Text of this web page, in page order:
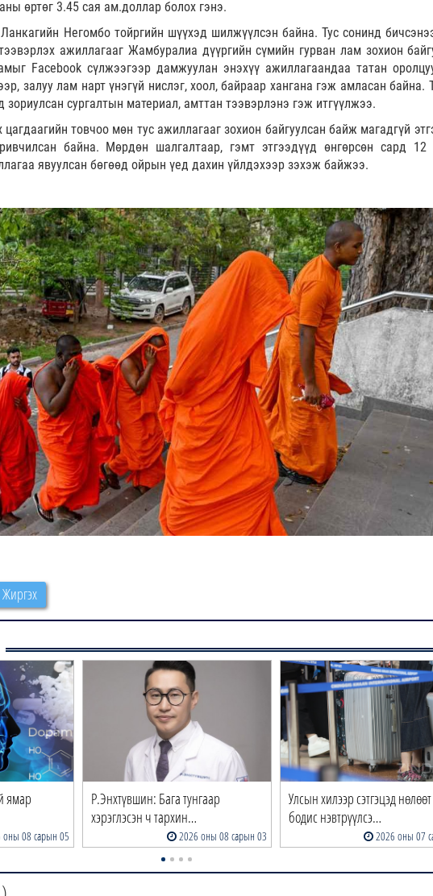
өртөг 3.45 сая ам.доллар болох гэнэ.
Негомбо тойргийн шүүхэд шилжүүлсэн байна. Тус сонинд
ажиллагааг Жамбуралиа дүүргийн сүмийн гурван лам зохион
Facebook сүлжээгээр дамжуулан энэхүү ажиллагаандаа татан
залуу лам нарт үнэгүй нислэг, хоол, байраар хангана гэж амласан байна.
зориулсан сургалтын материал, амттан тээвэрлэнэ гэж итгүүлжээ.
товчоо мөн тус ажиллагааг зохион байгуулсан байж магадгүй
байна. Мөрдөн шалгалтаар, гэмт этгээдүүд өнгөрсөн сард
явуулсан бөгөөд ойрын үед дахин үйлдэхээр зэхэж байжээ.
Жиргэх
ямар
оны 08 сарын 05
Р.Энхтүвшин: Бага тунгаар
хэрэглэсэн ч тархин…
2026 оны 08 сарын 03
Улсын хилээр сэтгэцэд нөлөөт
бодис нэвтрүүлсэ…
2026 оны 07